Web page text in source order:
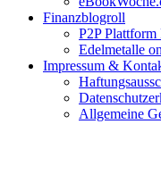
Finanzblogroll
P2P Plattform
Edelmetalle
Impressum &
Allgemeine